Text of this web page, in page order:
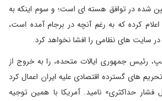
شده در توافق هسته ای است؛ و سوم اینکه به
کرده که به رغم آنچه در برجام آمده است،
سایت های نظامی را افشا نخواهد کرد.
رئیس جمهوری ایالات متحده، را به خروج از
های گسترده اقتصادی علیه ایران اعمال کرد
فشار حداکثری» نامید. آمریکا با همین توجیه